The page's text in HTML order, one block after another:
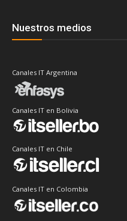
Nuestros medios
Canales IT Argentina
Canales IT en Bolivia
Canales IT en Chile
Canales IT en Colombia